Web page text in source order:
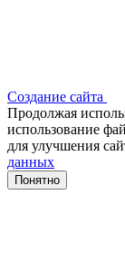
Создание сайта
Продолжая
использование
для улучшения
данных
Понятно